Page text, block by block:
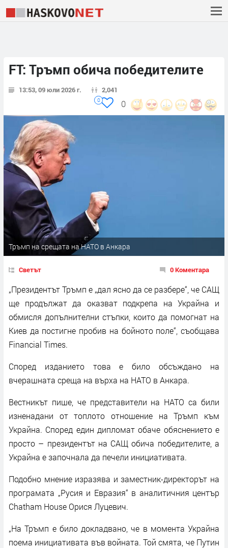
FT: Тръмп обича победителите
13:53, 09 юли 2026 г. 2,041
0
0
Тръмп на срещата на НАТО в Анкара
Светът 0 Коментара
„Президентът Тръмп е „дал ясно да се разбере“, че САЩ
ще продължат да оказват подкрепа на Украйна и
обмисля допълнителни стъпки, които да помогнат на
Киев да постигне пробив на бойното поле“, съобщава
Financial Times.
Според изданието това е било обсъждано на
вчерашната среща на върха на НАТО в Анкара.
Вестникът пише, че представители на НАТО са били
изненадани от топлото отношение на Тръмп към
Украйна. Според един дипломат обаче обяснението е
просто – президентът на САЩ обича победителите, а
Украйна е започнала да печели инициативата.
Подобно мнение изразява и заместник-директорът на
програмата „Русия и Евразия“ в аналитичния център
Chatham House Орися Луцевич.
„На Тръмп е било докладвано, че в момента Украйна
поема инициативата във войната. Той смята, че Путин